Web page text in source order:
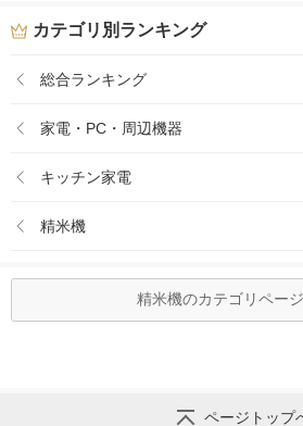
カテゴリ別ランキング
総合ランキング
家電・PC・周辺機器
キッチン家電
精米機
精米機のカテゴリペー
ページトップ